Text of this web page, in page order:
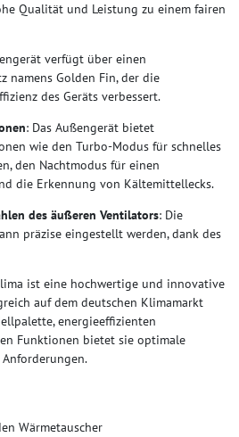
Qualität und Leistung zu einem fairen
verfügt über einen
namens Golden Fin, der die
des Geräts verbessert.
: Das Außengerät bietet
wie den Turbo-Modus für schnelles
den Nachtmodus für einen
die Erkennung von Kältemittellecks.
des äußeren Ventilators: Die
präzise eingestellt werden, dank des
ist eine hochwertige und innovative
auf dem deutschen Klimamarkt
energieeffizienten
Funktionen bietet sie optimale
Wärmetauscher